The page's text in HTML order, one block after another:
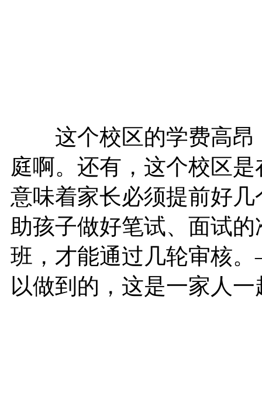
这个校区的学费高昂
庭啊。还有，这个校区
意味着家长必须提前好
助孩子做好笔试、面试
班，才能通过几轮审核
以做到的，这是一家人